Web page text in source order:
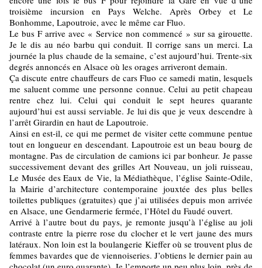
troisième incursion en Pays Welche. Après Orbey et Le
Bonhomme, Lapoutroie, avec le même car Fluo.
Le bus F arrive avec « Service non commencé » sur sa girouette.
Je le dis au néo barbu qui conduit. Il corrige sans un merci. La
journée la plus chaude de la semaine, c’est aujourd’hui. Trente-six
degrés annoncés en Alsace où les orages arriveront demain.
Ça discute entre chauffeurs de cars Fluo ce samedi matin, lesquels
me saluent comme une personne connue. Celui au petit chapeau
rentre chez lui. Celui qui conduit le sept heures quarante
aujourd’hui est aussi serviable. Je lui dis que je veux descendre à
l’arrêt Girardin en haut de Lapoutroie.
Ainsi en est-il, ce qui me permet de visiter cette commune pentue
tout en longueur en descendant. Lapoutroie est un beau bourg de
montagne. Pas de circulation de camions ici par bonheur. Je passe
successivement devant des grilles Art Nouveau, un joli ruisseau,
Le Musée des Eaux de Vie, la Médiathèque, l’église Sainte-Odile,
la Mairie d’architecture contemporaine jouxtée des plus belles
toilettes publiques (gratuites) que j’ai utilisées depuis mon arrivée
en Alsace, une Gendarmerie fermée, l’Hôtel du Faudé ouvert.
Arrivé à l’autre bout du pays, je remonte jusqu’à l’église au joli
contraste entre la pierre rose du clocher et le vert jaune des murs
latéraux. Non loin est la boulangerie Kieffer où se trouvent plus de
femmes bavardes que de viennoiseries. J’obtiens le dernier pain au